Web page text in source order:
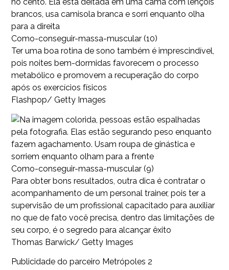
Como-conseguir-massa-muscular (10)
Ter uma boa rotina de sono também é imprescindível,
pois noites bem-dormidas favorecem o processo
metabólico e promovem a recuperação do corpo
após os exercícios físicos
Flashpop/ Getty Images
Como-conseguir-massa-muscular (9)
Para obter bons resultados, outra dica é contratar o
acompanhamento de um personal trainer, pois ter a
supervisão de um profissional capacitado para auxiliar
no que de fato você precisa, dentro das limitações de
seu corpo, é o segredo para alcançar êxito
Thomas Barwick/ Getty Images
Publicidade do parceiro Metrópoles 2